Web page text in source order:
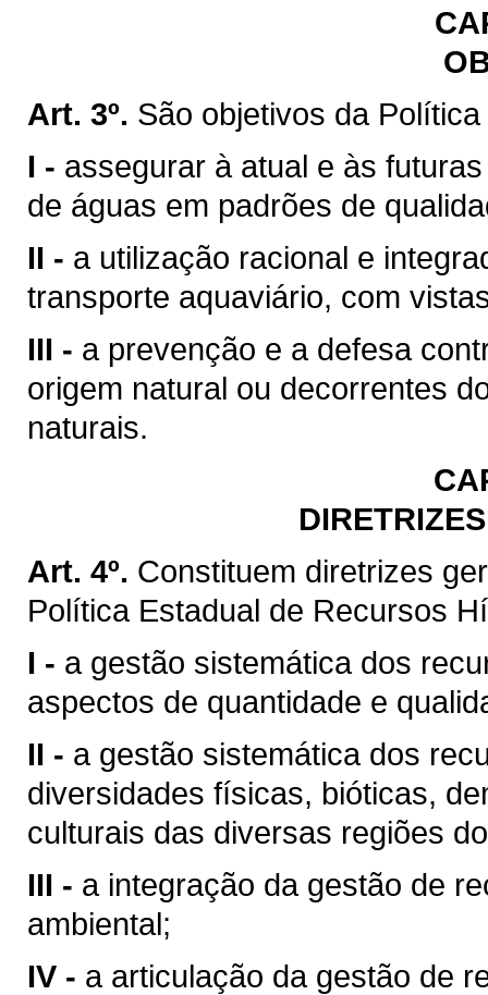
Art. 3º. São objetivos da
I - assegurar à atual e às
de águas em padrões de
II - a utilização racional e
transporte aquaviário, com
III - a prevenção e a defesa
origem natural ou decorrentes
naturais.
Art. 4º. Constituem diretrizes
Política Estadual de Recursos
I - a gestão sistemática dos
aspectos de quantidade e
II - a gestão sistemática dos
diversidades físicas, bióticas,
culturais das diversas regiões
III - a integração da gestão de
ambiental;
IV - a articulação da gestão de